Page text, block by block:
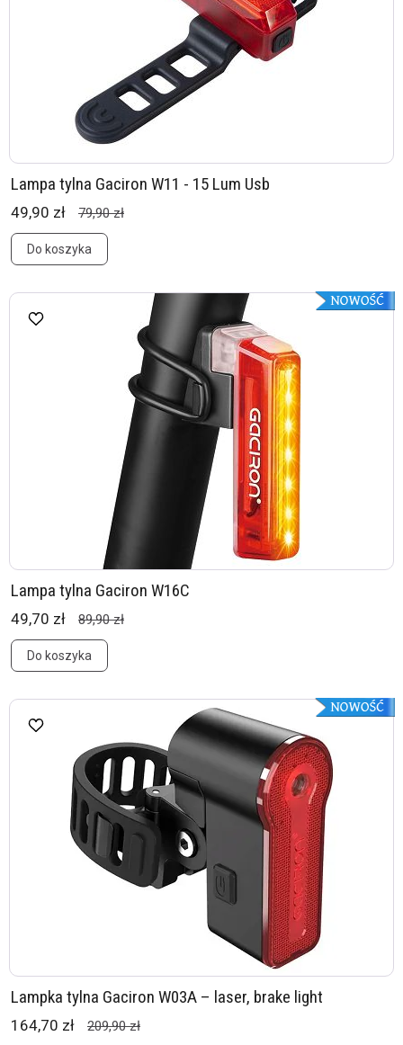
Lampa tylna Gaciron W11 - 15 Lum Usb
49,90 zł 79,90 zł
Do koszyka
Lampa tylna Gaciron W16C
49,70 zł 89,90 zł
Do koszyka
Lampka tylna Gaciron W03A – laser, brake light
164,70 zł 209,90 zł